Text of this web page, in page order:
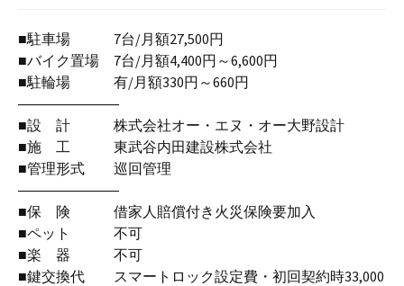
■駐車場 7台/月額27,500円
■バイク置場 7台/月額4,400円～6,600円
■駐輪場 有/月額330円～660円
―――――――
■設 計 株式会社オー・エヌ・オー大野設計
■施 工 東武谷内田建設株式会社
■管理形式 巡回管理
―――――――
■保 険 借家人賠償付き火災保険要加入
■ペット 不可
■楽 器 不可
■鍵交換代 スマートロック設定費・初回契約時33,000